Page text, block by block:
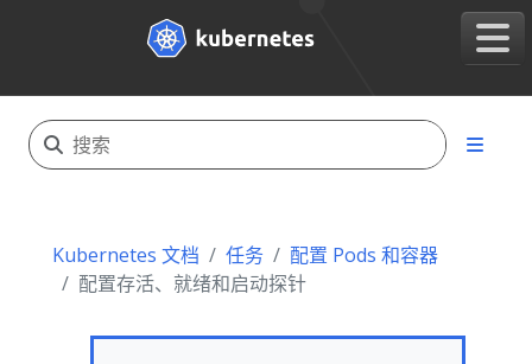
Kubernetes 文档 任务
配置 Pods 和容器
配置存活、就绪和启动探针